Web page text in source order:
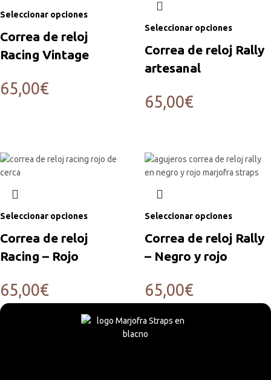
Seleccionar opciones
Correa de reloj
Racing Vintage
65,00€
Seleccionar opciones
Correa de reloj Rally
artesanal
65,00€
Seleccionar opciones
Correa de reloj
Racing – Rojo
65,00€
Seleccionar opciones
Correa de reloj Rally
– Negro y rojo
65,00€